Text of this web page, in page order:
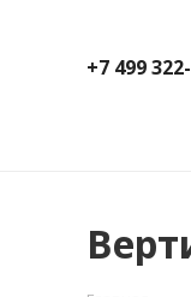
+7 499